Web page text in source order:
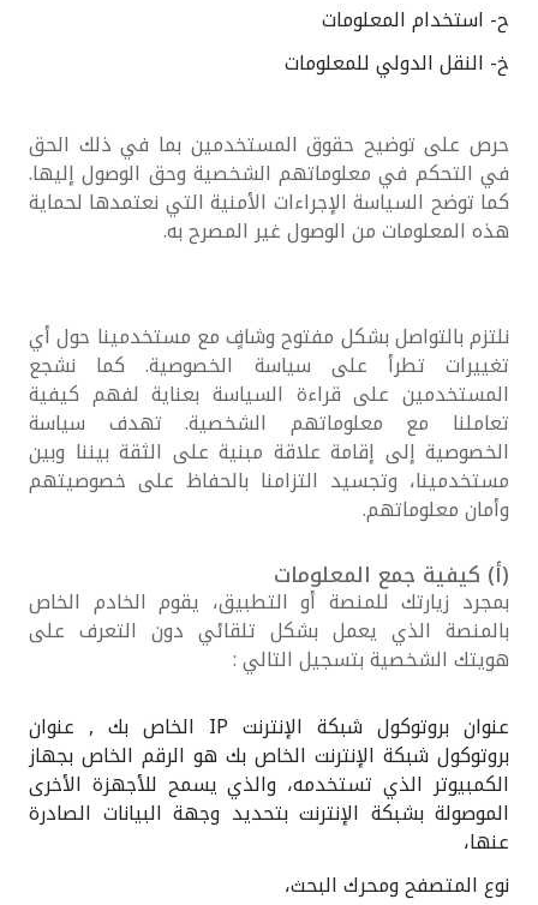
ح‌- استخدام المعلومات
خ‌- النقل الدولي للمعلومات
حرص على توضيح حقوق المستخدمين بما في ذلك الحق
في التحكم في معلوماتهم الشخصية وحق الوصول إليها.
كما توضح السياسة الإجراءات الأمنية التي نعتمدها لحماية
هذه المعلومات من الوصول غير المصرح به.
نلتزم بالتواصل بشكل مفتوح وشافٍ مع مستخدمينا حول أي
تغييرات تطرأ على سياسة الخصوصية. كما نشجع
المستخدمين على قراءة السياسة بعناية لفهم كيفية
تعاملنا مع معلوماتهم الشخصية. تهدف سياسة
الخصوصية إلى إقامة علاقة مبنية على الثقة بيننا وبين
مستخدمينا، وتجسيد التزامنا بالحفاظ على خصوصيتهم
وأمان معلوماتهم.
(أ‌) كيفية جمع المعلومات
بمجرد زيارتك للمنصة أو التطبيق، يقوم الخادم الخاص
بالمنصة الذي يعمل بشكل تلقائي دون التعرف على
هويتك الشخصية بتسجيل التالي :
عنوان بروتوكول شبكة الإنترنت IP الخاص بك , عنوان
بروتوكول شبكة الإنترنت الخاص بك هو الرقم الخاص بجهاز
الكمبيوتر الذي تستخدمه، والذي يسمح للأجهزة الأخرى
الموصولة بشبكة الإنترنت بتحديد وجهة البيانات الصادرة
عنها،
نوع المتصفح ومحرك البحث،